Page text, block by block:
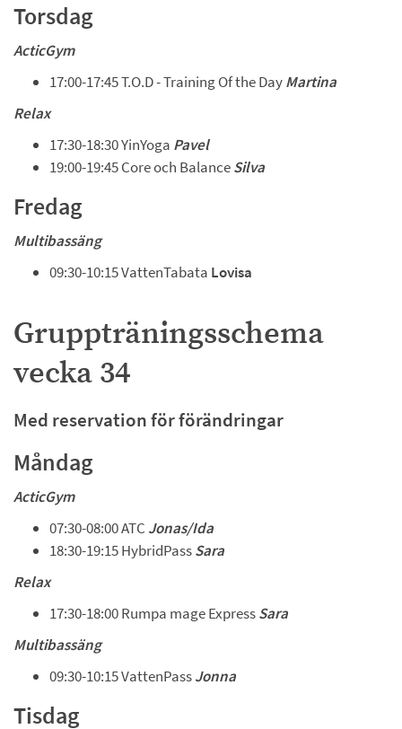
Torsdag
ActicGym
17:00-17:45 T.O.D - Training Of the Day Martina
Relax
17:30-18:30 YinYoga Pavel
19:00-19:45 Core och Balance Silva
Fredag
Multibassäng
09:30-10:15 VattenTabata Lovisa
Gruppträningsschema
vecka 34
Med reservation för förändringar
Måndag
ActicGym
07:30-08:00 ATC Jonas/Ida
18:30-19:15 HybridPass Sara
Relax
17:30-18:00 Rumpa mage Express Sara
Multibassäng
09:30-10:15 VattenPass Jonna
Tisdag